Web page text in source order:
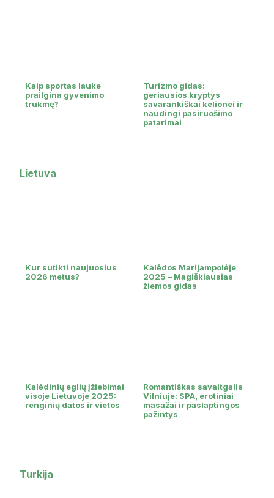
Kaip sportas lauke
prailgina gyvenimo
trukmę?
Turizmo gidas:
geriausios kryptys
savarankiškai kelionei ir
naudingi pasiruošimo
patarimai
Lietuva
Kur sutikti naujuosius
2026 metus?
Kalėdos Marijampolėje
2025 – Magiškiausias
žiemos gidas
Kalėdinių eglių įžiebimai
visoje Lietuvoje 2025:
renginių datos ir vietos
Romantiškas savaitgalis
Vilniuje: SPA, erotiniai
masažai ir paslaptingos
pažintys
Turkija